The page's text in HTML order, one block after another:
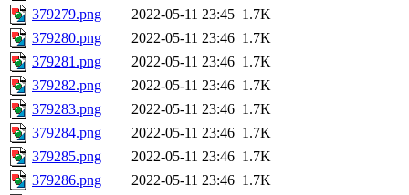
379279.png
2022-05-11 23:45 1.7K
379280.png
2022-05-11 23:46 1.7K
379281.png
2022-05-11 23:46 1.7K
379282.png
2022-05-11 23:46 1.7K
379283.png
2022-05-11 23:46 1.7K
379284.png
2022-05-11 23:46 1.7K
379285.png
2022-05-11 23:46 1.7K
379286.png
2022-05-11 23:46 1.7K